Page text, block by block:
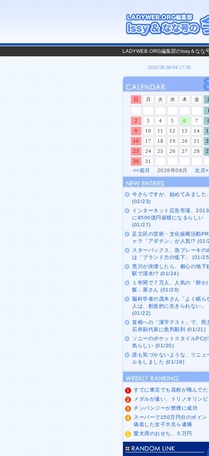
LADYWEB.ORG編集部のIssy＆なな
日 月 火 水 木 金
1
2
3 4 5 6 7
9
10 11 12 13 14
16
17 18 19 20 21
23
24 25 26 27 28
30
31
<<前月
2026年08月次月
今さらですが、始めてみました…
(02/23)
インターネット広告市場、
に8500億円規模になるらしい
(01/27)
足立区の芸術・文化振興活動
ャラ「アダチン」が人気!? (01/
スターバックス、急ブレーキの
は「ブランド力の低下」 (01/
荒川が決壊したら、都心の地下
駅で浸水!? (01/24)
１年間で７万人、人気の「卵か
飯」屋さん (01/23)
脳科学者の茂木さん「よく眠ら
人は、創造的に生きられない」
(01/22)
首相への「漢字テスト」で、民
石井副代表に批判殺到 (01/21)
ソニーのポケットスタイルPCが
気らしい (01/20)
誰も気づかないような、リニュ
ルをしました (01/19)
すでに東京でも花粉が飛んでた
メダルが遠い、トリノオリンピ
チンパンジーが禁煙に成功
スーパーで150万円分のポイン
偽造した女子大生ら逮捕
愛犬用のおせち、５万円